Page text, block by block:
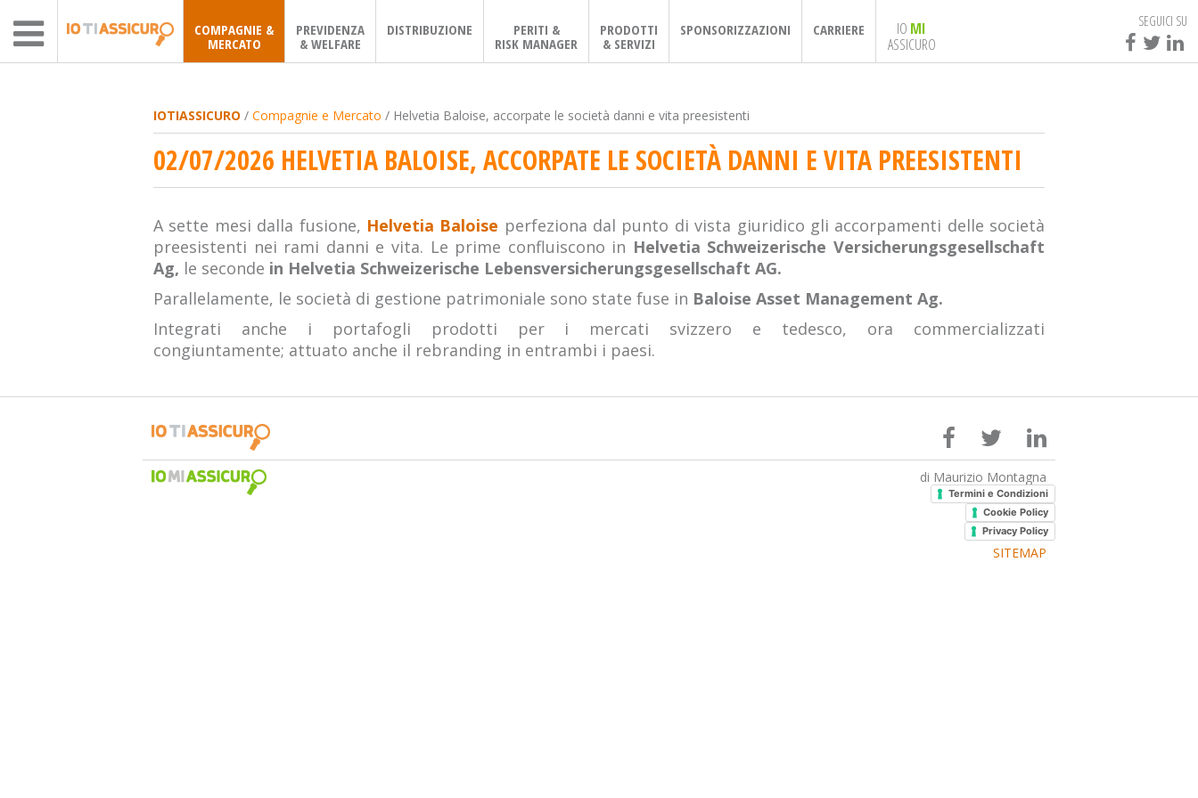
COMPAGNIE &
MERCATO
PREVIDENZA
& WELFARE
DISTRIBUZIONE
PERITI &
RISK MANAGER
PRODOTTI
& SERVIZI
SPONSORIZZAZIONI CARRIERE IO MI
ASSICURO
SEGUICI SU
IOTIASSICURO / Compagnie e Mercato / Helvetia Baloise, accorpate le società danni e vita preesistenti
02/07/2026 HELVETIA BALOISE, ACCORPATE LE SOCIETÀ DANNI E VITA PREESISTENTI
A sette mesi dalla fusione, Helvetia Baloise perfeziona dal punto di vista giuridico gli accorpamenti delle società
preesistenti nei rami danni e vita. Le prime confluiscono in Helvetia Schweizerische Versicherungsgesellschaft
Ag, le seconde in Helvetia Schweizerische Lebensversicherungsgesellschaft AG.
Parallelamente, le società di gestione patrimoniale sono state fuse in Baloise Asset Management Ag.
Integrati anche i portafogli prodotti per i mercati svizzero e tedesco, ora commercializzati
congiuntamente; attuato anche il rebranding in entrambi i paesi.
di Maurizio Montagna
Termini e Condizioni
Cookie Policy
Privacy Policy
SITEMAP